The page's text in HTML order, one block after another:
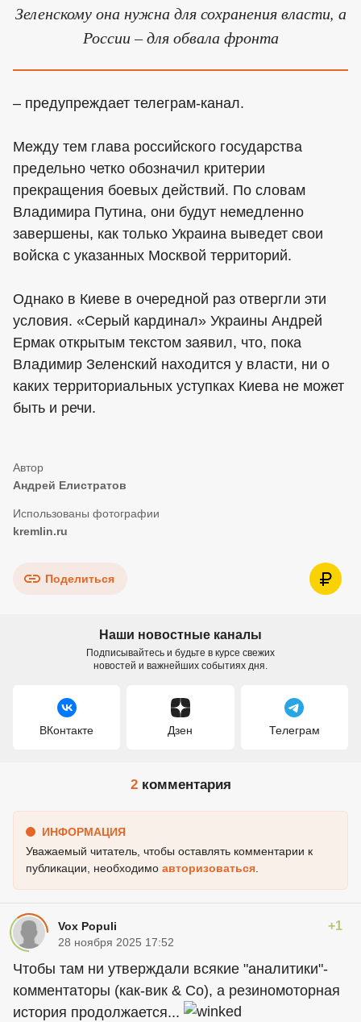
Зеленскому она нужна для сохранения власти, а
России – для обвала фронта
– предупреждает телеграм-канал.
Между тем глава российского государства
предельно четко обозначил критерии
прекращения боевых действий. По словам
Владимира Путина, они будут немедленно
завершены, как только Украина выведет свои
войска с указанных Москвой территорий.
Однако в Киеве в очередной раз отвергли эти
условия. «Серый кардинал» Украины Андрей
Ермак открытым текстом заявил, что, пока
Владимир Зеленский находится у власти, ни о
каких территориальных уступках Киева не может
быть и речи.
Андрей Елистратов
kremlin.ru
Поделиться
Наши новостные каналы
Подписывайтесь и будьте в курсе свежих
новостей и важнейших событиях дня.
ВКонтакте Дзен Телеграм
2комментария
ИНФОРМАЦИЯ
Уважаемый читатель, чтобы оставлять комментарии к
публикации, необходимо авторизоваться.
Vox Populi +1
28 ноября 2025 17:52
Чтобы там ни утверждали всякие "аналитики"-
комментаторы (как-вик & Co), а резиномоторная
история продолжается...